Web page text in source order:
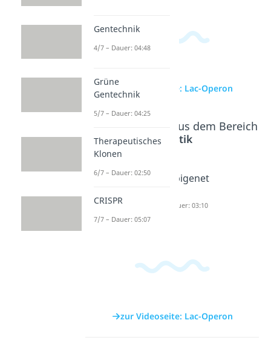
zur Videoseite: Lac-Operon
Beliebte Inhalte aus dem Bereich
Genetik
RNA
nz
Dauer: 04:37
Methylie
Epigenet
Dauer: 03:10
zur Videoseite: Lac-Operon
Gentechnik
4/7 – Dauer: 04:48
Grüne
Gentechnik
5/7 – Dauer: 04:25
Therapeutisches
Klonen
6/7 – Dauer: 02:50
CRISPR
7/7 – Dauer: 05:07